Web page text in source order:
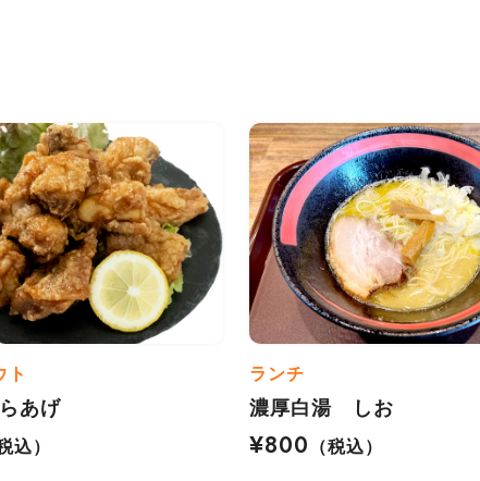
ト
あげ
込）
ランチ
濃厚白湯 しお
¥800
（税込）